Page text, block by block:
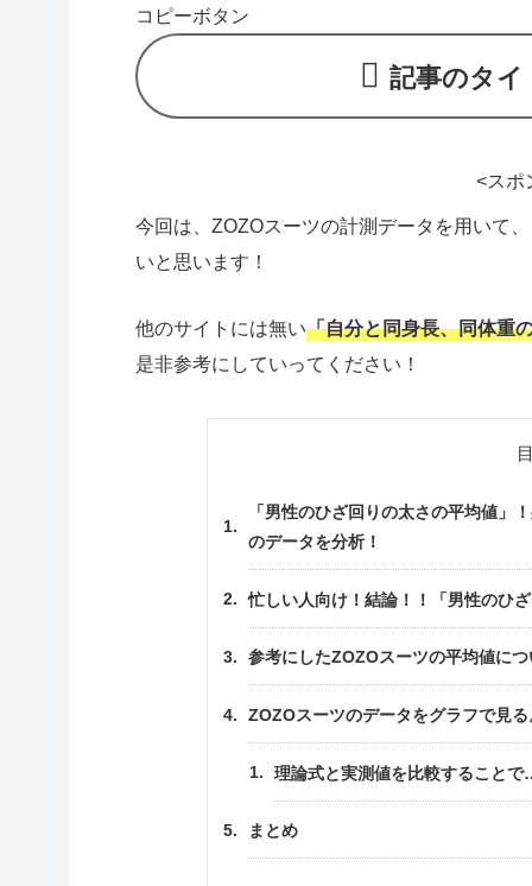
コピーボタン
記事のタ
<スポ
今回は、ZOZOスーツの計測データを用いて
いと思います！
他のサイトには無い「自分と同身長、同体重
是非参考にしていってください！
「男性のひざ回りの太さの平均値」
のデータを分析！
忙しい人向け！結論！！「男性のひ
参考にしたZOZOスーツの平均値につ
ZOZOスーツのデータをグラフで見る
理論式と実測値を比較すること
まとめ